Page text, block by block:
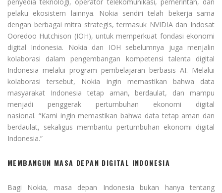
penyedia teknologi, operator telekomunikasi, pemerintah, dan
pelaku ekosistem lainnya. Nokia sendiri telah bekerja sama
dengan berbagai mitra strategis, termasuk NVIDIA dan Indosat
Ooredoo Hutchison (IOH), untuk memperkuat fondasi ekonomi
digital Indonesia. Nokia dan IOH sebelumnya juga menjalin
kolaborasi dalam pengembangan kompetensi talenta digital
Indonesia melalui program pembelajaran berbasis AI. Melalui
kolaborasi tersebut, Nokia ingin memastikan bahwa data
masyarakat Indonesia tetap aman, berdaulat, dan mampu
menjadi penggerak pertumbuhan ekonomi digital
nasional. “Kami ingin memastikan bahwa data tetap aman dan
berdaulat, sekaligus membantu pertumbuhan ekonomi digital
Indonesia.”
MEMBANGUN MASA DEPAN DIGITAL INDONESIA
Bagi Nokia, masa depan Indonesia bukan hanya tentang